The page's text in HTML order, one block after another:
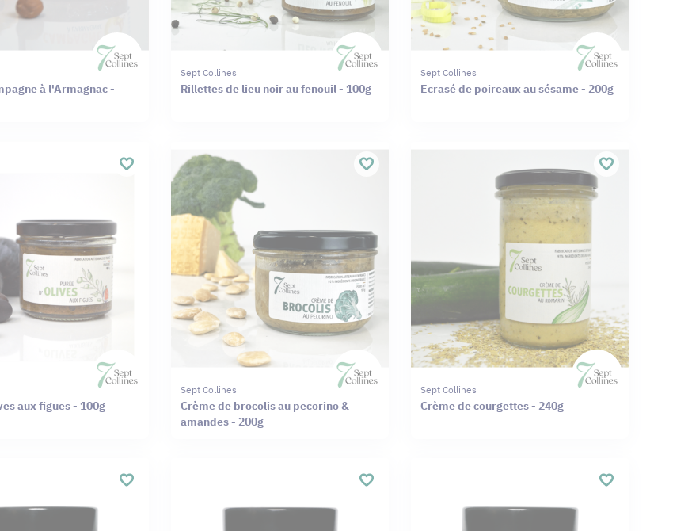
à l'Armagnac -
Sept Collines
Rillettes de lieu noir au fenouil - 100g
Sept Collines
Ecrasé de poireaux au sésame - 200g
aux figues - 100g
Sept Collines
Crème de brocolis au pecorino &
amandes - 200g
Sept Collines
Crème de courgettes - 240g